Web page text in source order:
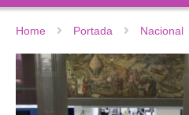
Home Portada Nacional